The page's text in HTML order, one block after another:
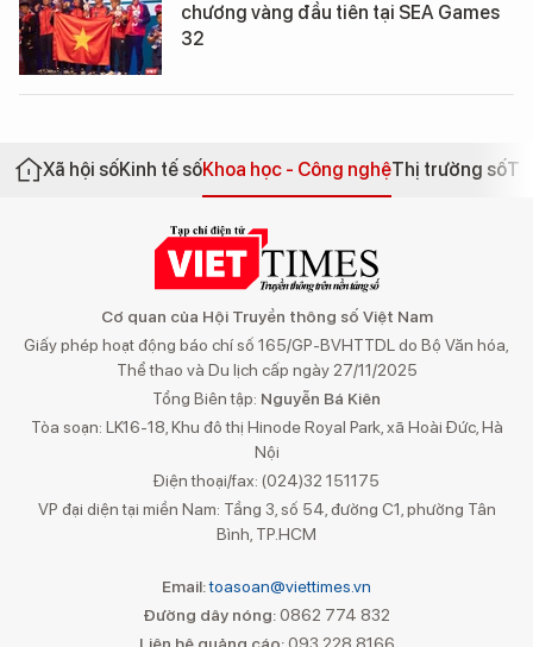
chương vàng đầu tiên tại SEA Games
32
Xã hội sốKinh tế sốKhoa học - Công nghệThị trường số
Cơ quan của Hội Truyền thông số Việt Nam
Giấy phép hoạt động báo chí số 165/GP-BVHTTDL do Bộ Văn hóa,
Thể thao và Du lịch cấp ngày 27/11/2025
Tổng Biên tập: Nguyễn Bá Kiên
Tòa soạn: LK16-18, Khu đô thị Hinode Royal Park, xã Hoài Đức, Hà
Nội
Điện thoại/fax: (024)32 151175
VP đại diện tại miền Nam: Tầng 3, số 54, đường C1, phường Tân
Bình, TP.HCM
Email:toasoan@viettimes.vn
Đường dây nóng: 0862 774 832